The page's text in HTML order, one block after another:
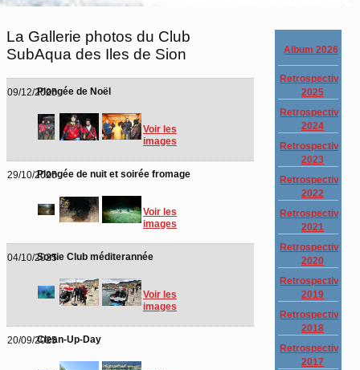
La Gallerie photos du Club
SubAqua des Iles de Sion
09/12/2025Plongée de Noël
Voir les
images
29/10/2025Plongée de nuit et soirée fromage
Voir les
images
04/10/2025Sortie Club méditerannée
Voir les
images
20/09/2025Clean-Up-Day
Album 2026
Retrospective
2025
Retrospective
2024
Retrospective
2023
Retrospective
2022
Retrospective
2021
Retrospective
2020
Retrospective
2019
Retrospective
2018
Retrospective
2017